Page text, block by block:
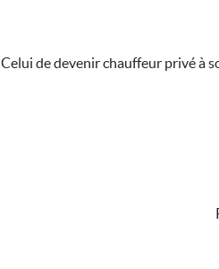
Celui de devenir chauffeur privé à